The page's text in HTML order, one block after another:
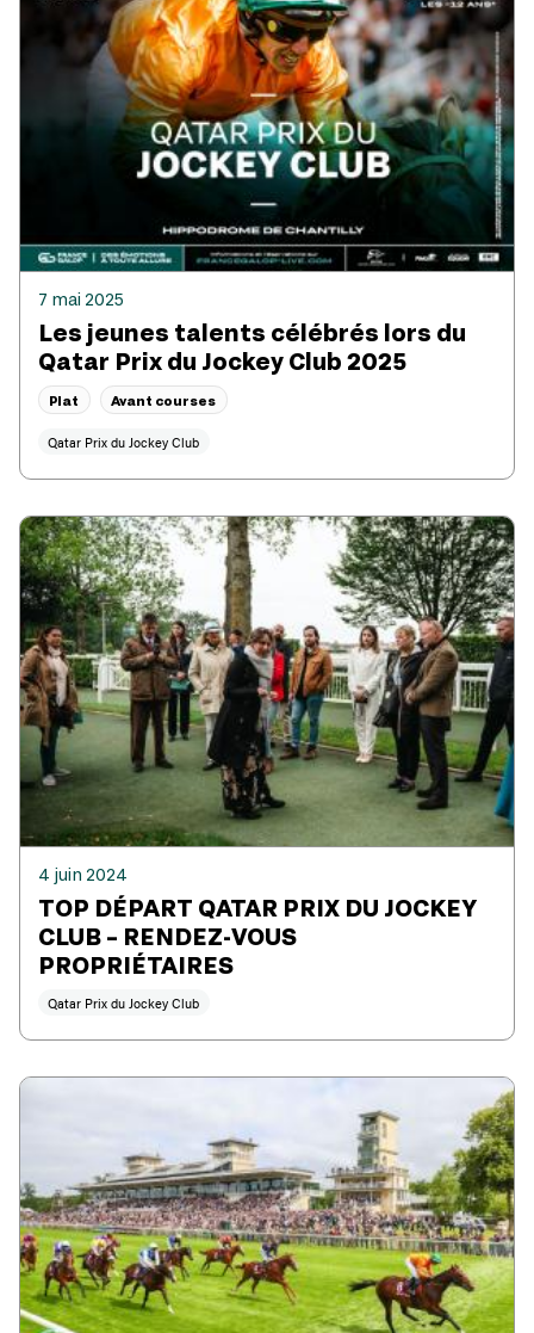
7 mai 2025
Les jeunes talents célébrés lors du
Qatar Prix du Jockey Club 2025
Plat Avant courses
Qatar Prix du Jockey Club
4 juin 2024
TOP DÉPART QATAR PRIX DU JOCKEY
CLUB – RENDEZ-VOUS
PROPRIÉTAIRES
Qatar Prix du Jockey Club